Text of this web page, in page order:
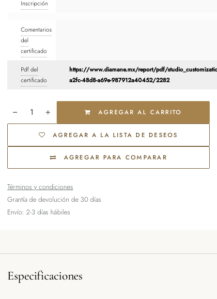
Inscripción
Comentarios
del
certificado
Pdf del
certificado
https://www.diamane.mx/report/pdf/
a2fc-48d8-a69e-987912a40452/2282
AGREGAR AL CARRITO
AGREGAR PARA COMPARAR
AGREGAR A LA LISTA DE DESEOS
Términos y condiciones
Grantía de devolución de 30 días
Envío: 2-3 días hábiles
Especificaciones